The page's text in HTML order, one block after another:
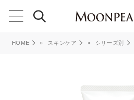
HOME » スキンケア » シリーズ別